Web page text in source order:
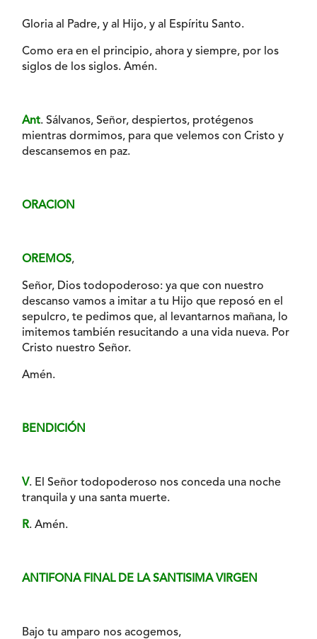
Gloria al Padre, y al Hijo, y al Espíritu Santo.
Como era en el principio, ahora y siempre, por los
siglos de los siglos. Amén.
Ant. Sálvanos, Señor, despiertos, protégenos
mientras dormimos, para que velemos con Cristo y
descansemos en paz.
ORACION
OREMOS,
Señor, Dios todopoderoso: ya que con nuestro
descanso vamos a imitar a tu Hijo que reposó en el
sepulcro, te pedimos que, al levantarnos mañana, lo
imitemos también resucitando a una vida nueva. Por
Cristo nuestro Señor.
Amén.
BENDICIÓN
V. El Señor todopoderoso nos conceda una noche
tranquila y una santa muerte.
R. Amén.
ANTIFONA FINAL DE LA SANTISIMA VIRGEN
Bajo tu amparo nos acogemos,